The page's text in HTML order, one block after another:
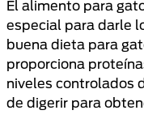
El alimento para
especial para darle
buena dieta para
proporciona
niveles controlados
de digerir para